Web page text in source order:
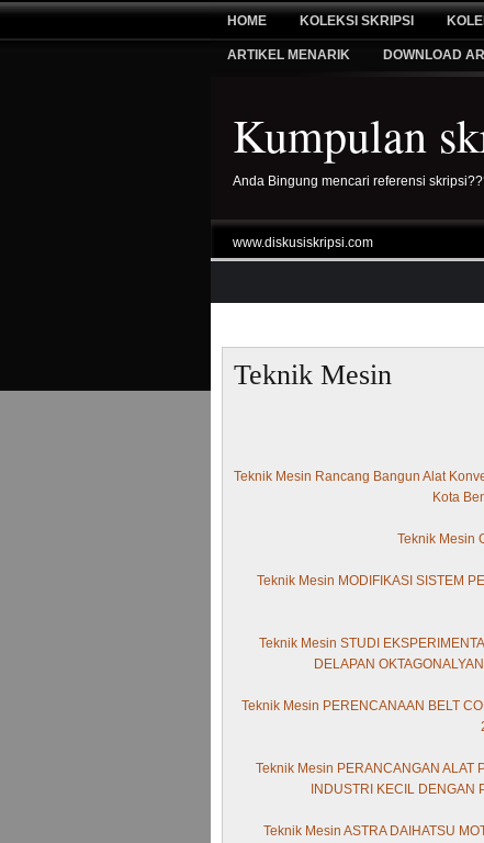
HOME KOLEKSI SKRIPSI
ARTIKEL MENARIK DOWNLOAD
Kumpulan
Anda Bingung mencari referensi
www.diskusiskripsi.com
Teknik Mesin
Teknik Mesin Rancang Bangun Alat
Kota
Teknik Mesin
Teknik Mesin MODIFIKASI SISTEM
Teknik Mesin STUDI
DELAPAN
Teknik Mesin PERENCANAAN BELT
Teknik Mesin PERANCANGAN ALAT
INDUSTRI KECIL
Teknik Mesin ASTRA DAIHATSU